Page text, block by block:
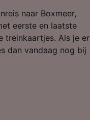
naar Boxmeer,
eerste en laatste
treinkaartjes. Als je er
dan vandaag nog bij